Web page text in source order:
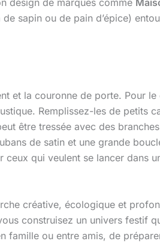
sapin ou de pain d’épice)
et la couronne de porte. Pour le
Remplissez-les de petits
être tressée avec des
de satin et une grande
qui veulent se lancer dans
créative, écologique et
construisez un univers festif
famille ou entre amis, de